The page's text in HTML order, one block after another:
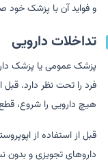
و فواید آن با پزشک خود
تداخلات دارویی
پزشک عمومی یا پزشک
فرد را تحت نظر دارد.
هیچ دارویی را شروع،
قبل از استفاده از
داروهای تجویزی و